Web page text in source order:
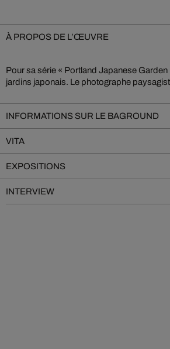
À PROPOS DE L’ŒUVRE
Pour sa série « Portland Japanese
jardins japonais. Le photographe
l'environnement naturel, tout en
INFORMATIONS SUR LE BAGROUND
VITA
EXPOSITIONS
INTERVIEW